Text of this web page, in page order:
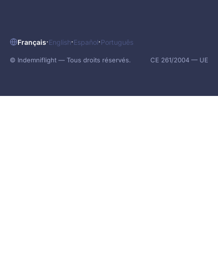
Français·English·Español·Português
© Indemniflight — Tous droits réservés. CE 261/2004 — UE